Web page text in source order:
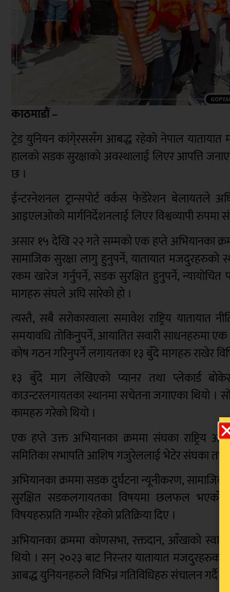
काठमाडौं –
ट्रेड युनियन कांगे्रससँग आबद्ध रहेको नेपाल यातायात
हालको सडक सुरक्षाको अवस्थालाई लिएर आपत्ति
छ ।
ईन्टरनेशनल ट्रान्सपोर्ट वर्कस फेडेरेशन बेलायतले
आइएलओको मार्गनिर्देशनलाई लिएर विश्वव्यापी
असार १५ देखि २२ गते सम्मको एक हप्ते अभियानका
सामाजिक सुरक्षा लागु हुनुपर्ने, यातायात मजदुरहरुको
रकम खारेज गर्नुपर्ने, सडक सुरक्षित हुनुपर्ने, न्यायोचित
मागहरु संघले अघि सारेको हो ।
त्यस्तै, सबै सरोकारवाला समावेश राष्ट्रिय यातायात
समयावधि तोकिनुपर्ने, आयातित सवारी साधनहरुमा
कोष गठन गरिनुपर्ने लगायतका १३ बुँदे मागहरु राखेर
१३ बुँदे माग लेखिएको प्यानर तथा प्लेकार्ड
काउन्टरलगायतका स्थानमा सचेतना जगाएका थियो ।
कामहरु गरेको थियो ।
एक हप्ते उक्त अभियानका क्रममा संघका राष्ट्रिय
समितिका सभापति आशिष गजुरेललाई भेटेर संघका
अभियानका क्रममा सडक दुर्घटना न्यूनीकरण, सामाजिक
सुरक्षित सडकलगायतका विषयमा छलफल भएको
विषयहरुप्रति गम्भीर रहेको प्रतिक्रिया दिए ।
अभियानका क्रममा कोणसभा, रक्तदान, आँखाको
थियो । सन् २०२३ बाट निरन्तर यातायात
आबद्ध युनियनहरुले विभिन्न गतिविधिहरु संचालन